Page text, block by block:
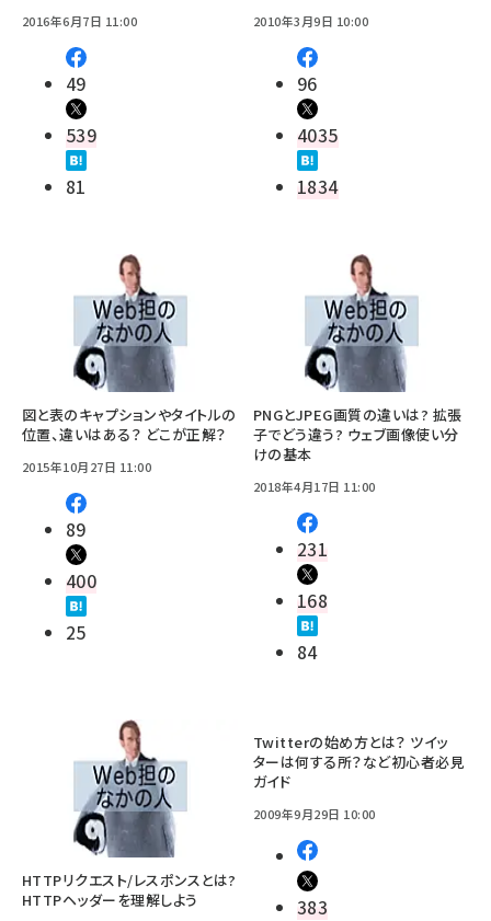
2016年6月7日 11:00
49
539
81
2010年3月9日 10:00
96
4035
1834
図と表のキャプションやタイトルの
位置、違いはある？ どこが正解？
2015年10月27日 11:00
89
400
25
PNGとJPEG画質の違いは? 拡張
子でどう違う? ウェブ画像使い分
けの基本
2018年4月17日 11:00
231
168
84
HTTPリクエスト/レスポンスとは?
HTTPヘッダーを理解しよう
Twitterの始め方とは？ ツイッ
ターは何する所？など初心者必見
ガイド
2009年9月29日 10:00
383